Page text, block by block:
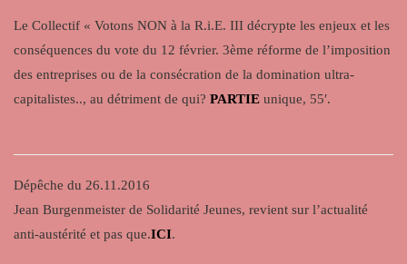
Le Collectif « Votons NON à la R.i.E. III décrypte les enjeux et les
conséquences du vote du 12 février. 3ème réforme de l’imposition
des entreprises ou de la consécration de la domination ultra-
capitalistes.., au détriment de qui? PARTIE unique, 55′.
Dépêche du 26.11.2016
Jean Burgenmeister de Solidarité Jeunes, revient sur l’actualité
anti-austérité et pas que.ICI.